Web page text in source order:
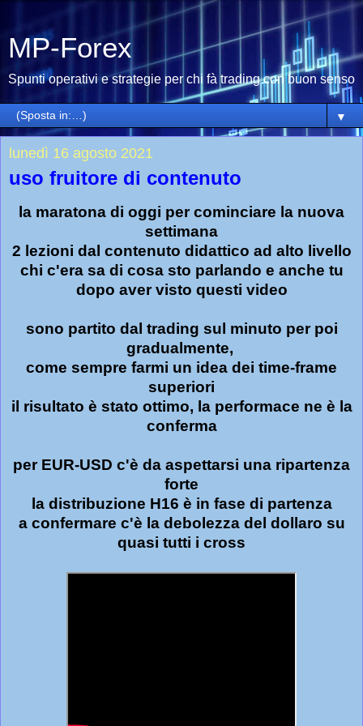
MP-Forex
Spunti operativi e strategie per chi fà trading con buon senso
▼
lunedì 16 agosto 2021
uso fruitore di contenuto
la maratona di oggi per cominciare la nuova
settimana
2 lezioni dal contenuto didattico ad alto livello
chi c'era sa di cosa sto parlando e anche tu
dopo aver visto questi video
sono partito dal trading sul minuto per poi
gradualmente,
come sempre farmi un idea dei time-frame
superiori
il risultato è stato ottimo, la performace ne è la
conferma
per EUR-USD c'è da aspettarsi una ripartenza
forte
la distribuzione H16 è in fase di partenza
a confermare c'è la debolezza del dollaro su
quasi tutti i cross